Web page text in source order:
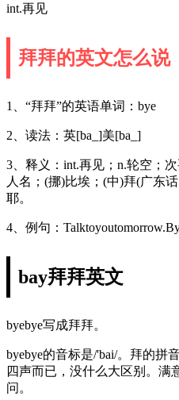
int.再见
拜拜的英文怎么说
1、“拜拜”的英语单词：bye
2、读法：英[ba_]美[ba_]
3、释义：int.再见；n.轮空；
人名；(挪)比埃；(中)拜(广东
耶。
4、例句：
bay拜拜英文
byebye写成拜拜。
byebye的音标是/'bai/。拜的拼
四声而已，没什么大区别。满
问。